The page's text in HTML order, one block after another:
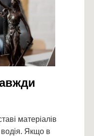
матеріалів
Якщо в